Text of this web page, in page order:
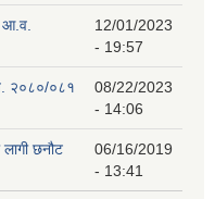
आ.व.
12/01/2023
- 19:57
२०८०/०८१
08/22/2023
- 14:06
लागी छनौट
06/16/2019
- 13:41